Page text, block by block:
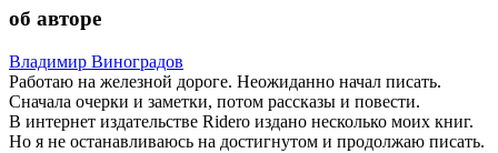
об авторе
Владимир Виноградов
Работаю на железной дороге. Неожиданно начал писать.
Сначала очерки и заметки, потом рассказы и повести.
В интернет издательстве Ridero издано несколько моих книг.
Но я не останавливаюсь на достигнутом и продолжаю писать.